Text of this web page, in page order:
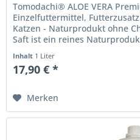
Tomodachi® ALOE VERA
Einzelfuttermittel,
Katzen - Naturprodukt ohne
Saft ist ein reines
frischer...
Inhalt 1 Liter
17,90 € *
Merken